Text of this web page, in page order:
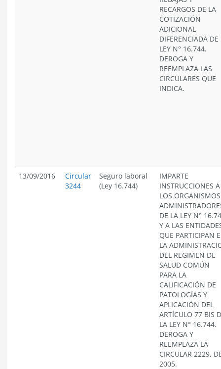
RECARGOS DE LA
COTIZACIÓN
ADICIONAL
DIFERENCIADA DE
LEY N° 16.744.
DEROGA Y
REEMPLAZA LAS
CIRCULARES QUE
INDICA.
13/09/2016
Circular
3244
Seguro laboral
(Ley 16.744)
IMPARTE
INSTRUCCIONES A
LOS ORGANISMOS
DE LA LEY N°
Y A LAS
QUE PARTICIPAN
LA
DEL REGIMEN DE
SALUD COMÚN
PARA LA
CALIFICACIÓN DE
PATOLOGÍAS Y
APLICACIÓN DEL
ARTÍCULO 77 BIS
LA LEY N° 16.744.
DEROGA Y
REEMPLAZA LA
CIRCULAR 2229,
2005.